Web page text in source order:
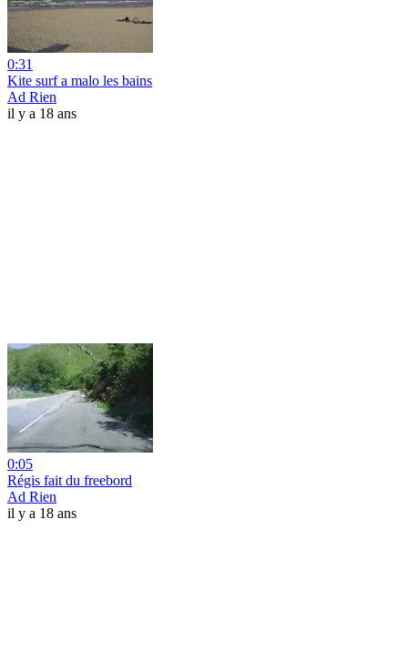
0:31
Kite surf a malo les bains
Ad Rien
il y a 18 ans
0:05
Régis fait du freebord
Ad Rien
il y a 18 ans